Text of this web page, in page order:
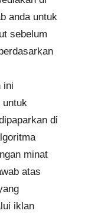
anda untuk
sebelum
ini
untuk
di
minat
atas
iklan